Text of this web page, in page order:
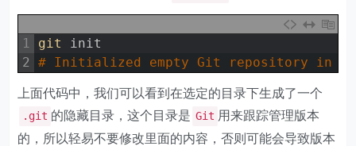
1
2
git init
# Initialized empty Git repository in /
上面代码中，我们可以看到在选定的目录下生成了一个
.git 的隐藏目录，这个目录是 Git 用来跟踪管理版本
的，所以轻易不要修改里面的内容，否则可能会导致版本